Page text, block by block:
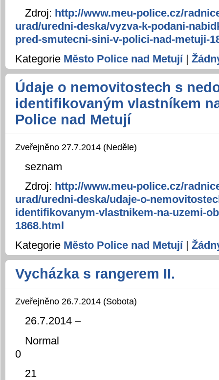
Zdroj: http://www.meu-police.cz/
urad/uredni-deska/vyzva-k-podani-
pred-smutecni-sini-v-polici-nad-metuji-
Kategorie Město Police nad Metují|
Údaje o nemovitostech s
identifikovaným vlastníkem
Police nad Metují
Zveřejněno 27.7.2014 (Neděle)
seznam
Zdroj: http://www.meu-police.cz/
urad/uredni-deska/udaje-o-
identifikovanym-vlastnikem-na-uzemi-
1868.html
Kategorie Město Police nad Metují|
Vycházka s rangerem II.
Zveřejněno 26.7.2014 (Sobota)
26.7.2014 –
Normal
0
21